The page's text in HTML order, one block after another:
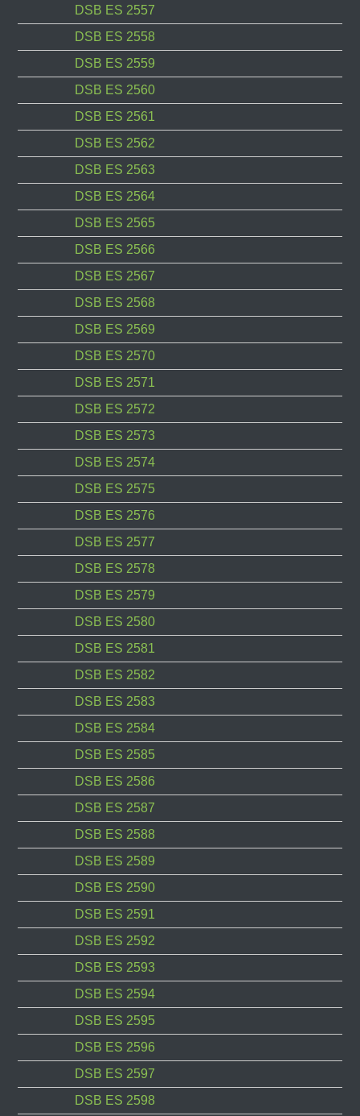
DSB ES 2557
DSB ES 2558
DSB ES 2559
DSB ES 2560
DSB ES 2561
DSB ES 2562
DSB ES 2563
DSB ES 2564
DSB ES 2565
DSB ES 2566
DSB ES 2567
DSB ES 2568
DSB ES 2569
DSB ES 2570
DSB ES 2571
DSB ES 2572
DSB ES 2573
DSB ES 2574
DSB ES 2575
DSB ES 2576
DSB ES 2577
DSB ES 2578
DSB ES 2579
DSB ES 2580
DSB ES 2581
DSB ES 2582
DSB ES 2583
DSB ES 2584
DSB ES 2585
DSB ES 2586
DSB ES 2587
DSB ES 2588
DSB ES 2589
DSB ES 2590
DSB ES 2591
DSB ES 2592
DSB ES 2593
DSB ES 2594
DSB ES 2595
DSB ES 2596
DSB ES 2597
DSB ES 2598